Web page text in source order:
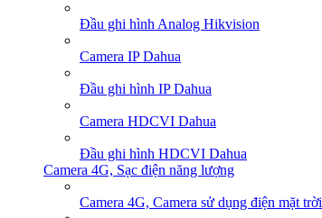
Đầu ghi hình Analog Hikvision
Camera IP Dahua
Đầu ghi hình IP Dahua
Camera HDCVI Dahua
Đầu ghi hình HDCVI Dahua
Camera 4G, Sạc điện năng lượng
Camera 4G, Camera sử dụng điện mặt trời